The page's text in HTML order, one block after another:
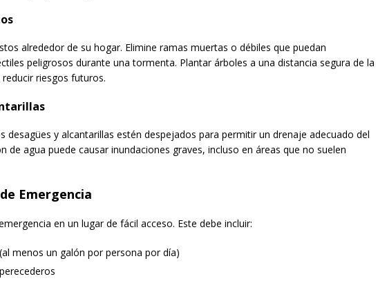
alrededor de su hogar. Elimine ramas muertas o débiles que puedan
peligrosos durante una tormenta. Plantar árboles a una distancia segura de la
riesgos futuros.
desagües y alcantarillas estén despejados para permitir un drenaje adecuado del
de agua puede causar inundaciones graves, incluso en áreas que no suelen
Emergencia
en un lugar de fácil acceso. Este debe incluir:
menos un galón por persona por día)